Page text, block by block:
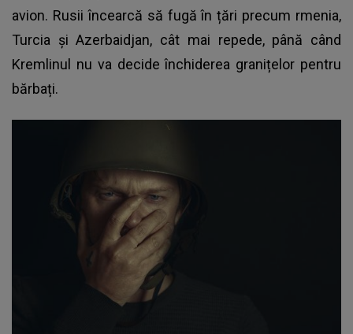
avion. Rusii încearcă să fugă în țări precum rmenia,
Turcia și Azerbaidjan, cât mai repede, până când
Kremlinul nu va decide închiderea granițelor pentru
bărbați.